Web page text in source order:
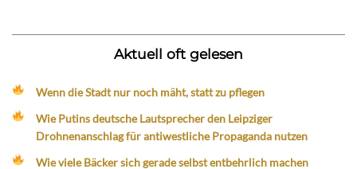
Aktuell oft gelesen
Wenn die Stadt nur noch mäht, statt zu pflegen
Wie Putins deutsche Lautsprecher den Leipziger
Drohnenanschlag für antiwestliche Propaganda nutzen
Wie viele Bäcker sich gerade selbst entbehrlich machen